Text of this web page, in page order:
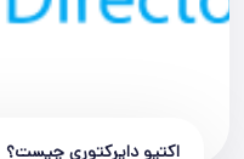
اکتیو دایرکتوری چیست؟